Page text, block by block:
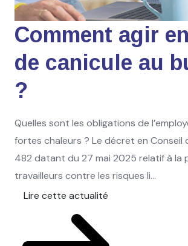
Comment agir
de canicule au
?
Quelles sont les obligations de
fortes chaleurs ? Le décret en Conseil
482 datant du 27 mai 2025 relatif à la
travailleurs contre les risques li...
Lire cette actualité